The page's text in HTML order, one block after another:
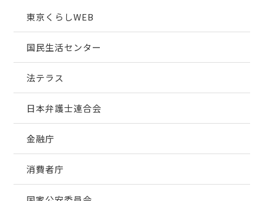
東京くらしWEB
国民生活センター
法テラス
日本弁護士連合会
金融庁
消費者庁